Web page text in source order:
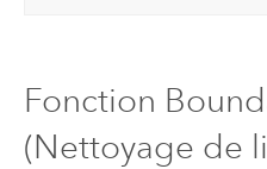
Fonction
(Nettoyage de